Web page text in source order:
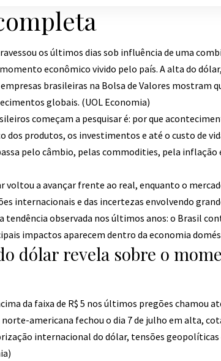
os últimos dias sob influência de uma
econômico vivido pelo país. A alta do
brasileiras na Bolsa de Valores mostram
globais. (UOL Economia)
começam a pesquisar é: por que
dos produtos, os investimentos e até o custo de
pelo câmbio, pelas commodities, pela
voltou a avançar frente ao real, enquanto o
internacionais e das incertezas envolvendo
observada nos últimos anos: o Brasil
impactos aparecem dentro da economia
dólar revela sobre o
da faixa de R$ 5 nos últimos pregões chamou
americana fechou o dia 7 de julho em alta,
internacional do dólar, tensões
)